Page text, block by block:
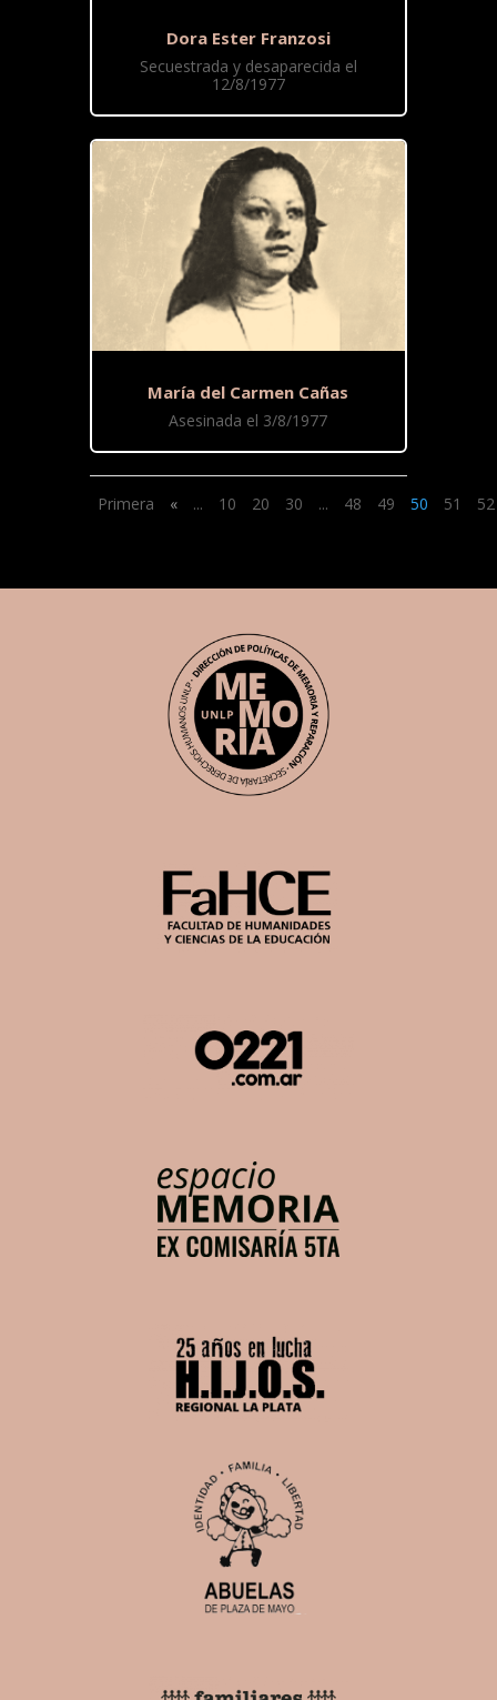
Dora Ester Franzosi
Secuestrada y desaparecida el
12/8/1977
María del Carmen Cañas
Asesinada el 3/8/1977
Primera « ... 10 20 30 ... 48 49 50 51 52